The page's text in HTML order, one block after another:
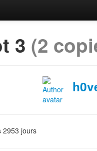
3 (2
2953 jours